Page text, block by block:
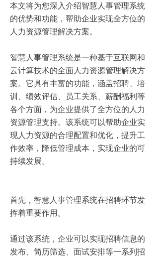
本文将为您深入介绍智慧人事管理系统
的优势和功能，帮助企业实现全方位的
人力资源管理解决方案。
智慧人事管理系统是一种基于互联网和
云计算技术的全面人力资源管理解决方
案。它具有丰富的功能，涵盖招聘、培
训、绩效评估、员工关系、薪酬福利等
各个方面，为企业提供了全方位的人力
资源管理支持。该系统可以帮助企业实
现人力资源的合理配置和优化，提升工
作效率，降低管理成本，实现企业的可
持续发展。
首先，智慧人事管理系统在招聘环节发
挥着重要作用。
通过该系统，企业可以实现招聘信息的
发布、简历筛选、面试安排等一系列招